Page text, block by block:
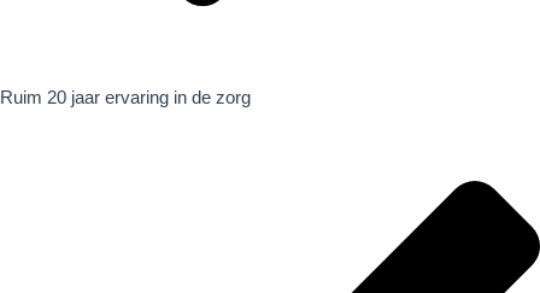
Ruim 20 jaar ervaring in de zorg